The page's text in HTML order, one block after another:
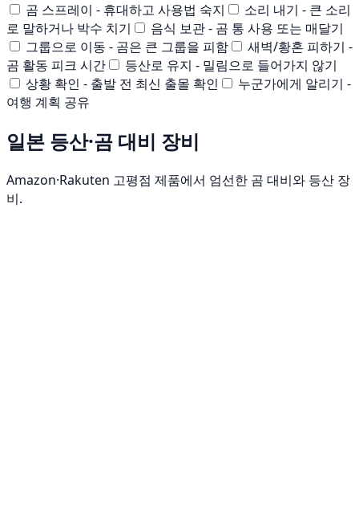
곰 스프레이 - 휴대하고 사용법 숙지
소리 내기 - 큰 소리
로 말하거나 박수 치기
음식 보관 - 곰 통 사용 또는 매달기
그룹으로 이동 - 곰은 큰 그룹을 피함
새벽/황혼 피하기 -
곰 활동 피크 시간
등산로 유지 - 밀림으로 들어가지 않기
상황 확인 - 출발 전 최신 출몰 확인
누군가에게 알리기 -
여행 계획 공유
일본 등산·곰 대비 장비
Amazon·Rakuten 고평점 제품에서 엄선한 곰 대비와 등산 장
비.